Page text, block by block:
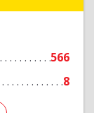
566
8